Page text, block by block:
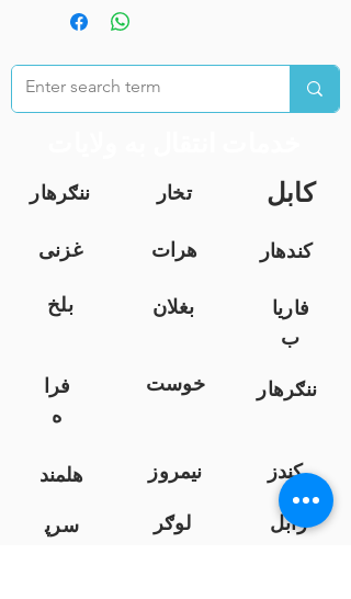
ننګرهار تخار کابل
غزنی هرات
کندهار
بلخ
بغلان
فاریا
ب
فرا
ه
خوست ننګرهار
هلمند نیمروز
کندز
سرپ
لوګر زابل